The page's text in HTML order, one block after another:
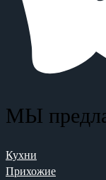
МЫ
Кухни
Прихожие